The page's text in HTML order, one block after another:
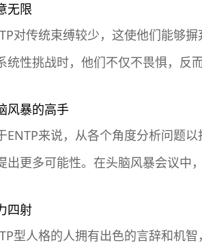
无限
对传统束缚较少，这使他们能够
统性挑战时，他们不仅不畏惧，反
风暴的高手
ENTP来说，从各个角度分析问题
出更多可能性。在头脑风暴会议中
四射
型人格的人拥有出色的言辞和机